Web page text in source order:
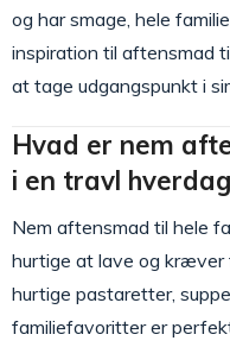
og har smage, hele
inspiration til aftensmad
at tage udgangspunkt i
Hvad er nem
i en travl
Nem aftensmad til hele
hurtige at lave og
hurtige pastaretter,
familiefavoritter er